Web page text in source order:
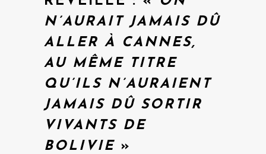
N’AURAIT JAMAIS DÛ
ALLER À CANNES,
AU MÊME TITRE
QU’ILS N’AURAIENT
JAMAIS DÛ SORTIR
VIVANTS DE
BOLIVIE »